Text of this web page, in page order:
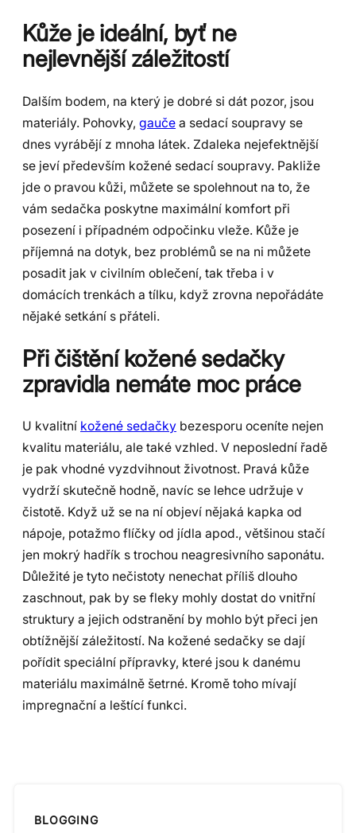
Kůže je ideální, byť ne
nejlevnější záležitostí
Dalším bodem, na který je dobré si dát pozor, jsou
materiály. Pohovky, gauče a sedací soupravy se
dnes vyrábějí z mnoha látek. Zdaleka nejefektnější
se jeví především kožené sedací soupravy. Pakliže
jde o pravou kůži, můžete se spolehnout na to, že
vám sedačka poskytne maximální komfort při
posezení i případném odpočinku vleže. Kůže je
příjemná na dotyk, bez problémů se na ni můžete
posadit jak v civilním oblečení, tak třeba i v
domácích trenkách a tílku, když zrovna nepořádáte
nějaké setkání s přáteli.
Při čištění kožené sedačky
zpravidla nemáte moc práce
U kvalitní kožené sedačky bezesporu oceníte nejen
kvalitu materiálu, ale také vzhled. V neposlední řadě
je pak vhodné vyzdvihnout životnost. Pravá kůže
vydrží skutečně hodně, navíc se lehce udržuje v
čistotě. Když už se na ní objeví nějaká kapka od
nápoje, potažmo flíčky od jídla apod., většinou stačí
jen mokrý hadřík s trochou neagresivního saponátu.
Důležité je tyto nečistoty nenechat příliš dlouho
zaschnout, pak by se fleky mohly dostat do vnitřní
struktury a jejich odstranění by mohlo být přeci jen
obtížnější záležitostí. Na kožené sedačky se dají
pořídit speciální přípravky, které jsou k danému
materiálu maximálně šetrné. Kromě toho mívají
impregnační a leštící funkci.
BLOGGING